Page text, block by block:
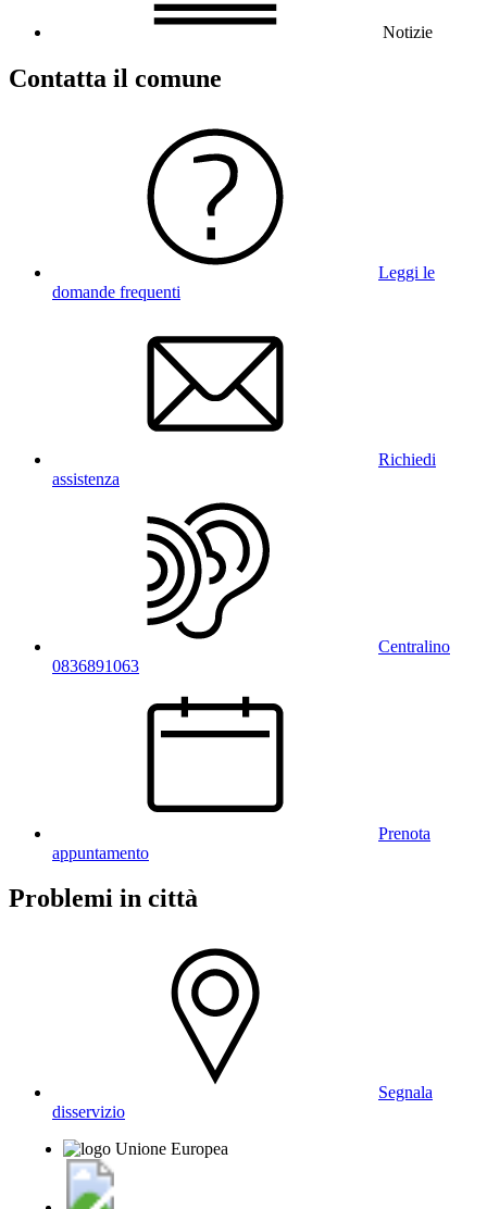
Notizie
Contatta il comune
Leggi le
domande frequenti
Richiedi
assistenza
Centralino
0836891063
Prenota
appuntamento
Problemi in città
Segnala
disservizio